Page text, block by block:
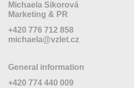
Michaela Sikorová
Marketing & PR
+420 776 712 858
michaela@vzlet.cz
General information
+420 774 440 009